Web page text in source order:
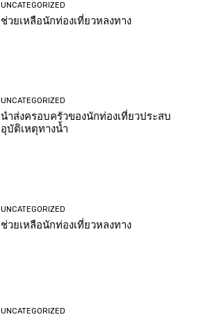
UNCATEGORIZED
ช่วยเหลือนักท่องเที่ยวหลงทาง
UNCATEGORIZED
นำส่งครอบครัวของนักท่องเที่ยวประสบ
อุบัติเหตุทางน้ำ
UNCATEGORIZED
ช่วยเหลือนักท่องเที่ยวหลงทาง
UNCATEGORIZED